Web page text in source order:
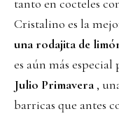
tanto en cocteles
Cristalino es la
una rodajita de
es aún más especial
Julio Primavera ,
barricas que antes